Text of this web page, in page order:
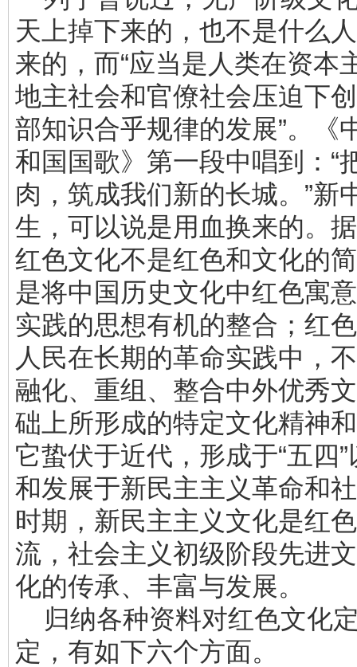
天上掉下来的，也不是什么
来的，而“应当是人类在资本
地主社会和官僚社会压迫下
部知识合乎规律的发展”。《
和国国歌》第一段中唱到：“
肉，筑成我们新的长城。”新
生，可以说是用血换来的。
红色文化不是红色和文化的
是将中国历史文化中红色寓
实践的思想有机的整合；红
人民在长期的革命实践中，
融化、重组、整合中外优秀
础上所形成的特定文化精神
它蛰伏于近代，形成于“五四
和发展于新民主主义革命和
时期，新民主主义文化是红
流，社会主义初级阶段先进
化的传承、丰富与发展。
归纳各种资料对红色文化
定，有如下六个方面。